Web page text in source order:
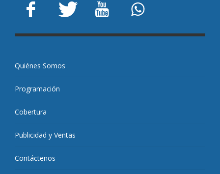
Quiénes Somos
Programación
Cobertura
Publicidad y Ventas
Contáctenos